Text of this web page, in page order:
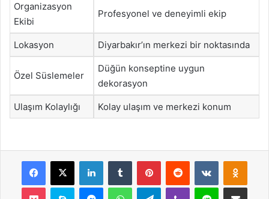
Organizasyon
Ekibi
Profesyonel ve deneyimli ekip
Lokasyon Diyarbakır’ın merkezi bir noktasında
Özel Süslemeler
Düğün konseptine uygun
dekorasyon
Ulaşım Kolaylığı Kolay ulaşım ve merkezi konum
Facebook
X LinkedInTumblr PinterestReddit VKontakte
Pocket Skype MessengerWhatsAppTelegramViber Line E-Posta ile